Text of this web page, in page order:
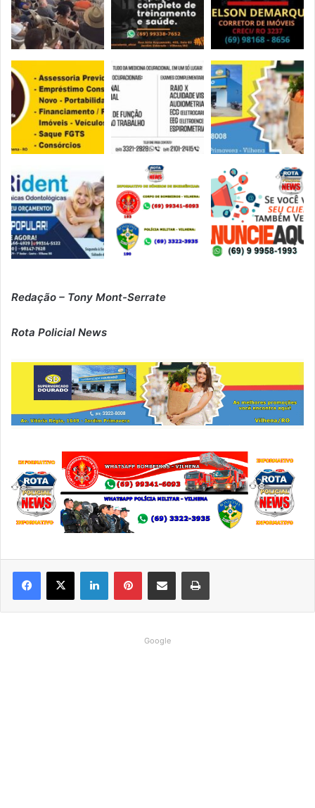
Redação – Tony Mont-Serrate
Rota Policial News
Google